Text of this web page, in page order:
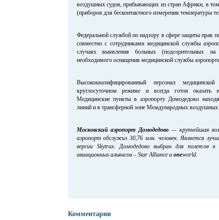
воздушных судов, прибывающих из стран Африки, в том
(приборов для бесконтактного измерения температуры
Федеральной службой по надзору в сфере защиты прав
совместно с сотрудниками медицинской службы
случаях выявления больных (подозрительных на
необходимого оснащения медицинской службы
Высококвалифицированный персонал
круглосуточном режиме и всегда готов оказать
Медицинские пункты в аэропорту Домодедово
линий и в трансферной зоне Международных воздушных
Московский аэропорт Домодедово— крупнейшая
аэропорт обслужил 30,76 млн. человек. Является
версии Skytrax. Домодедово выбран для полетов
авиационных альянсов – Star Alliance и oneworld.
Комментарии